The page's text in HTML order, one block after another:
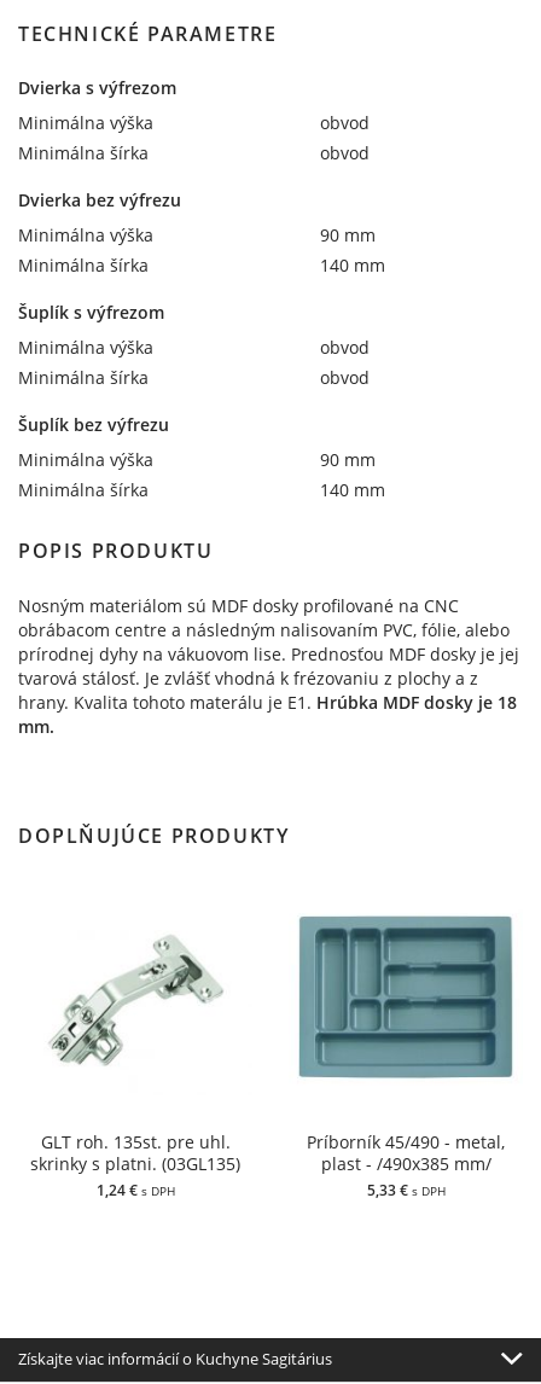
TECHNICKÉ PARAMETRE
Dvierka s výfrezom
Minimálna výška
obvod
Minimálna šírka
obvod
Dvierka bez výfrezu
Minimálna výška
90 mm
Minimálna šírka
140 mm
Šuplík s výfrezom
Minimálna výška
obvod
Minimálna šírka
obvod
Šuplík bez výfrezu
Minimálna výška
90 mm
Minimálna šírka
140 mm
POPIS PRODUKTU
Nosným materiálom sú MDF dosky profilované na CNC
obrábacom centre a následným nalisovaním PVC, fólie, alebo
prírodnej dyhy na vákuovom lise. Prednosťou MDF dosky je jej
tvarová stálosť. Je zvlášť vhodná k frézovaniu z plochy a z
hrany. Kvalita tohoto materálu je E1. Hrúbka MDF dosky je 18
mm.
DOPLŇUJÚCE PRODUKTY
GLT roh. 135st. pre uhl.
skrinky s platni. (03GL135)
1,24 € s DPH
Príborník 45/490 - metal,
plast - /490x385 mm/
5,33 € s DPH
Získajte viac informácií o Kuchyne Sagitárius